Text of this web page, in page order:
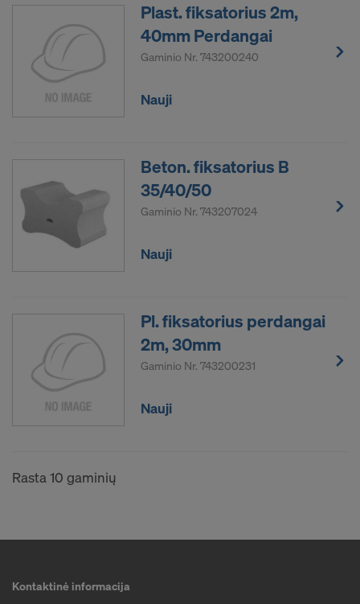
Plast. fiksatorius 2m,
40mm Perdangai
Gaminio Nr. 743200240
Nauji
Beton. fiksatorius B
35/40/50
Gaminio Nr. 743207024
Nauji
Pl. fiksatorius perdangai
2m, 30mm
Gaminio Nr. 743200231
Nauji
Rasta 10 gaminių
Kontaktinė informacija